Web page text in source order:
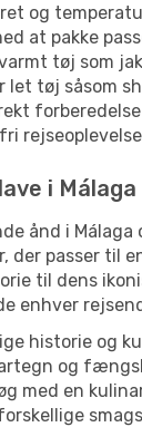
og
at pakke
tøj som
let tøj såsom
i Málaga
ånd i Málaga
der passer til
til dens
enhver
historie og
og
med en